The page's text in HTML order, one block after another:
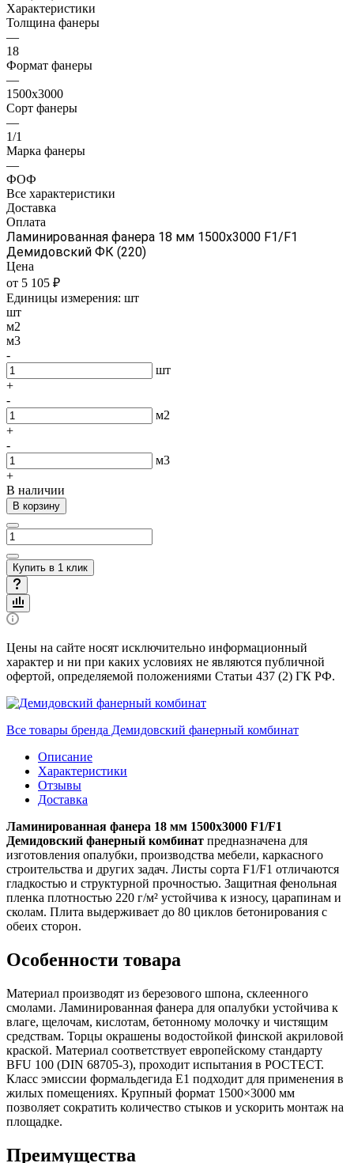
Характеристики
Толщина фанеры
—
18
Формат фанеры
—
1500х3000
Сорт фанеры
—
1/1
Марка фанеры
—
ФОФ
Все характеристики
Доставка
Оплата
Ламинированная фанера 18 мм 1500х3000 F1/F1
Демидовский ФК (220)
Цена
от 5 105 ₽
Единицы измерения: шт
шт
м2
м3
-
шт
+
-
м2
+
-
м3
+
В наличии
В корзину
Купить в 1 клик
Цены на сайте носят исключительно информационный
характер и ни при каких условиях не являются публичной
офертой, определяемой положениями Статьи 437 (2) ГК РФ.
Все товары бренда Демидовский фанерный комбинат
Описание
Характеристики
Отзывы
Доставка
Ламинированная фанера 18 мм 1500х3000 F1/F1
Демидовский фанерный комбинат предназначена для
изготовления опалубки, производства мебели, каркасного
строительства и других задач. Листы сорта F1/F1 отличаются
гладкостью и структурной прочностью. Защитная фенольная
пленка плотностью 220 г/м² устойчива к износу, царапинам и
сколам. Плита выдерживает до 80 циклов бетонирования с
обеих сторон.
Особенности товара
Материал производят из березового шпона, склеенного
смолами. Ламинированная фанера для опалубки устойчива к
влаге, щелочам, кислотам, бетонному молочку и чистящим
средствам. Торцы окрашены водостойкой финской акриловой
краской. Материал соответствует европейскому стандарту
BFU 100 (DIN 68705-3), проходит испытания в РОСТЕСТ.
Класс эмиссии формальдегида Е1 подходит для применения в
жилых помещениях. Крупный формат 1500×3000 мм
позволяет сократить количество стыков и ускорить монтаж на
площадке.
Преимущества